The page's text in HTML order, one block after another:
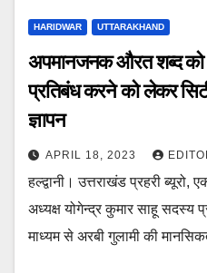
HARIDWAR UTTARAKHAND
अपमानजनक औरत शब्द को
प्रतिबंध करने को लेकर
ज्ञापन
APRIL 18, 2023
हल्द्वानी। उत्तराखंड प्रहरी
अध्यक्ष योगेन्द्र कुमार साहू सदस्य
माध्यम से अरबी गुलामी की